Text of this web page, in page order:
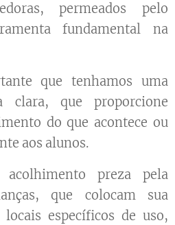
permeados pelo
fundamental na
que tenhamos uma
clara, que proporcione
do que acontece ou
aos alunos.
preza pela
que colocam sua
específicos de uso,